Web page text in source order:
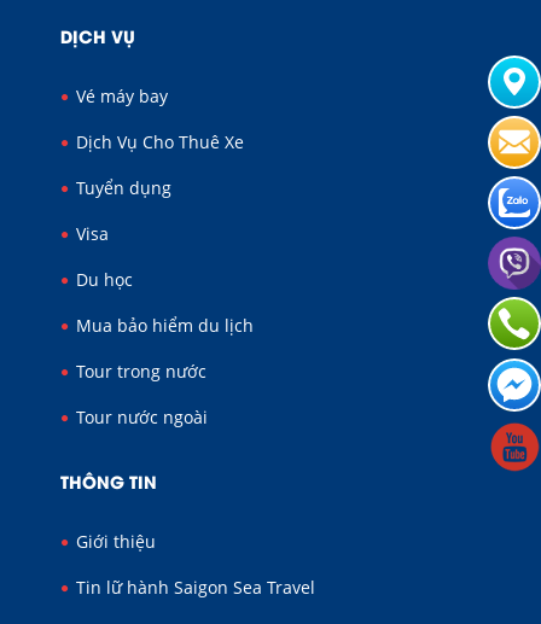
DỊCH VỤ
Vé máy bay
Dịch Vụ Cho Thuê Xe
Tuyển dụng
Visa
Du học
Mua bảo hiểm du lịch
Tour trong nước
Tour nước ngoài
THÔNG TIN
Giới thiệu
Tin lữ hành Saigon Sea Travel